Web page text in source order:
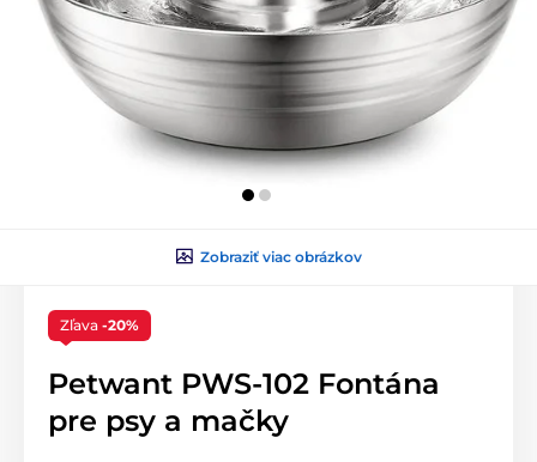
Zobraziť viac obrázkov
Zľava -20%
Petwant PWS-102 Fontána
pre psy a mačky